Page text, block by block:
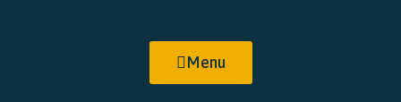
Menu